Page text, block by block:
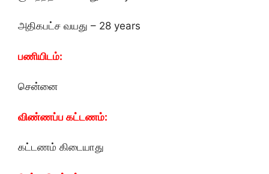
அதிகபட்ச வயது – 28 years
பணியிடம்:
சென்னை
விண்ணப்ப கட்டணம்:
கட்டணம் கிடையாது